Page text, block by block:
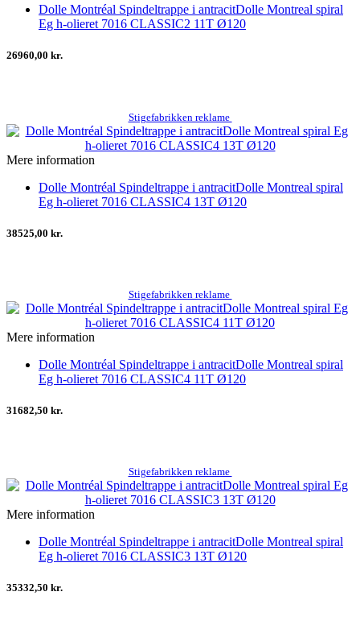
Dolle Montréal Spindeltrappe i antracitDolle Montreal spiral
Eg h-olieret 7016 CLASSIC2 11T Ø120
26960,00 kr.
Stigefabrikken reklame
Mere information
Dolle Montréal Spindeltrappe i antracitDolle Montreal spiral
Eg h-olieret 7016 CLASSIC4 13T Ø120
38525,00 kr.
Stigefabrikken reklame
Mere information
Dolle Montréal Spindeltrappe i antracitDolle Montreal spiral
Eg h-olieret 7016 CLASSIC4 11T Ø120
31682,50 kr.
Stigefabrikken reklame
Mere information
Dolle Montréal Spindeltrappe i antracitDolle Montreal spiral
Eg h-olieret 7016 CLASSIC3 13T Ø120
35332,50 kr.